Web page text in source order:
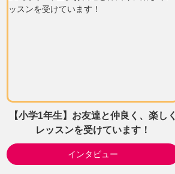
【小学1年生】お友達と仲良く、楽しく
レッスンを受けています！
インタビュー